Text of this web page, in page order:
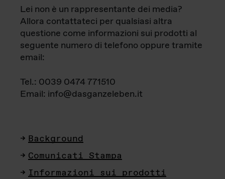
Lei non è un rappresentante dei media?
Allora contattateci per qualsiasi altra
questione come informazioni sui prodotti al
seguente numero di telefono oppure tramite
email:
Tel.: 0039 0474 771510
Email: info@dasganzeleben.it
Background
Comunicati Stampa
Informazioni sui prodotti